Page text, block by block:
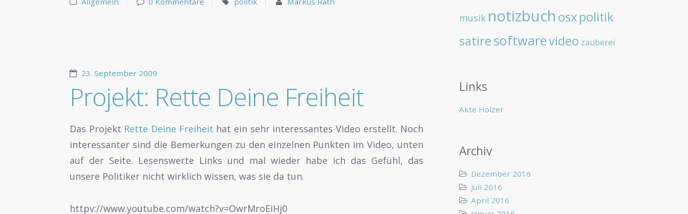
23. September 2009
Projekt: Rette Deine Freiheit
Das Projekt Rette Deine Freiheit hat ein sehr interessantes Video erstellt. Noch
interessanter sind die Bemerkungen zu den einzelnen Punkten im Video, unten
auf der Seite. Lesenswerte Links und mal wieder habe ich das Gefühl, das
unsere Politiker nicht wirklich wissen, was sie da tun.
httpv://www.youtube.com/watch?v=OwrMroEiHj0
musik notizbuch osxpolitik
satiresoftwarevideo zauberei
Links
Akte Holzer
Archiv
Dezember 2016
Juli 2016
April 2016